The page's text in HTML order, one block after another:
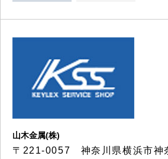
山木金属(株)
〒221-0057 神奈川県横浜市神